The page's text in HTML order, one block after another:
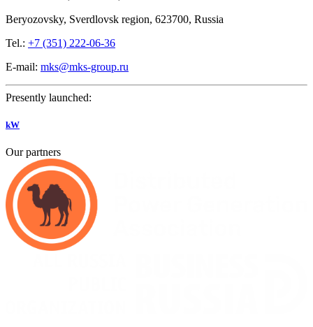
Beryozovsky, Sverdlovsk region, 623700, Russia
Tel.: +7 (351) 222-06-36
E-mail: mks@mks-group.ru
Presently launched:
kW
Our partners